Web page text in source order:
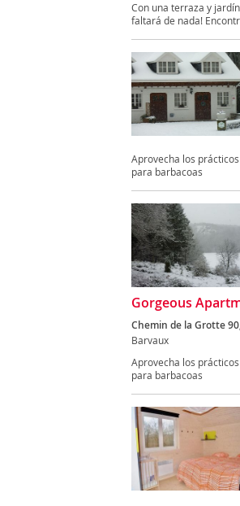
Con una terraza y
faltará de nada!
Aprovecha los
para barbacoas
Gorgeous
Chemin de la Grotte
Barvaux
Aprovecha los
para barbacoas